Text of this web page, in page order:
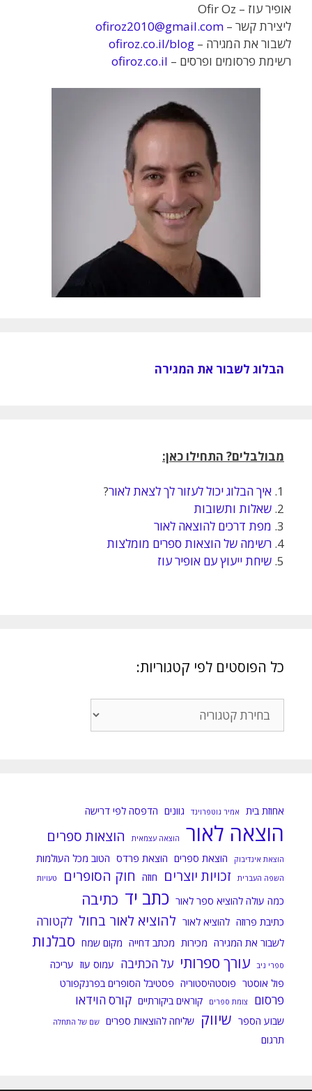
אופיר עוז – Ofir Oz
ליצירת קשר – ofiroz2010@gmail.com
לשבור את המגירה – ofiroz.co.il/blog
רשימת פרסומים ופרסים – ofiroz.co.il
הבלוג לשבור את המגירה
מבולבלים? התחילו כאן:
1. איך הבלוג יכול לעזור לך לצאת לאור?
2. שאלות ותשובות
3. מפת דרכים להוצאה לאור
4. רשימה של הוצאות ספרים מומלצות
5. שיחת ייעוץ עם אופיר עוז
כל הפוסטים לפי קטגוריות:
הפוסטים
אחוזת בית אמיר גוטפרוינד גוונים הדפסה לפי דרישה
הוצאה לאור הוצאה עצמאית הוצאות ספרים
הוצאת אינדיבוק הוצאת ספרים הוצאת פרדס הטוב מכל העולמות
השפה העברית זכויות יוצרים חוזה חוק הסופרים טעויות
כמה עולה להוציא ספר לאור כתב יד כתיבה
כתיבת פרוזה להוציא לאור להוציא לאור בחול לקטורה
לשבור את המגירה מכירות מכתב דחייה מקום שמח סבלנות
ספרי ניב עורך ספרותי על הכתיבה עמוס עוז עריכה
פול אוסטר פוסטהיסטוריה פסטיבל הסופרים בפרנקפורט
פרסום צומת ספרים קוראים ביקורתיים קורס הוידאו
שבוע הספר שיווק שליחה להוצאות ספרים שם של התחלה
תרגום